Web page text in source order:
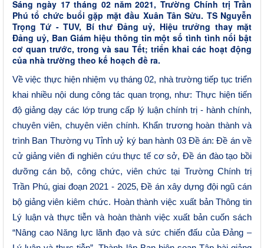
Sáng ngày 17 tháng 02 năm 2021, Trường Chính trị Trần
Phú tổ chức buổi gặp mặt đầu Xuân Tân Sửu. TS Nguyễn
Trọng Tứ - TUV, Bí thư Đảng uỷ, Hiệu trưởng thay mặt
Đảng uỷ, Ban Giám hiệu thông tin một số tình tình nổi bật
cơ quan trước, trong và sau Tết; triển khai các hoạt động
của nhà trường theo kế hoạch đề ra.
Về việc thực hiện nhiệm vụ tháng 02, nhà trường tiếp tục triển
khai nhiều nội dung công tác quan trọng, như: Thực hiện tiến
độ giảng dạy các lớp trung cấp lý luận chính trị - hành chính,
chuyên viên, chuyên viên chính. Khẩn trương hoàn thành và
trình Ban Thường vụ Tỉnh uỷ ký ban hành 03 Đề án: Đề án về
cử giảng viên đi nghiên cứu thực tế cơ sở, Đề án đào tạo bồi
dưỡng cán bộ, công chức, viên chức tại Trường Chính trị
Trần Phú, giai đoạn 2021 - 2025, Đề án xây dựng đội ngũ cán
bộ giảng viên kiêm chức. Hoàn thành việc xuất bản Thông tin
Lý luận và thực tiễn và hoàn thành việc xuất bản cuốn sách
“Nâng cao Năng lực lãnh đạo và sức chiến đấu của Đảng –